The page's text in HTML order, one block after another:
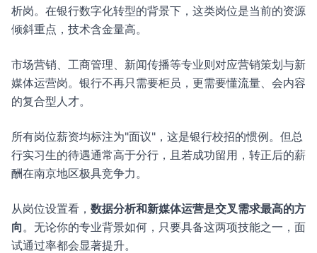
析岗。在银行数字化转型的背景下，这类岗位是当前的资源
倾斜重点，技术含金量高。
市场营销、工商管理、新闻传播等专业则对应营销策划与新
媒体运营岗。银行不再只需要柜员，更需要懂流量、会内容
的复合型人才。
所有岗位薪资均标注为"面议"，这是银行校招的惯例。但总
行实习生的待遇通常高于分行，且若成功留用，转正后的薪
酬在南京地区极具竞争力。
从岗位设置看， 数据分析和新媒体运营是交叉需求最高的方
向。无论你的专业背景如何，只要具备这两项技能之一，面
试通过率都会显著提升。